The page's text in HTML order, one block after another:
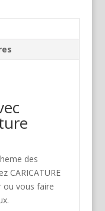
des
CARICATURE
ou vous faire